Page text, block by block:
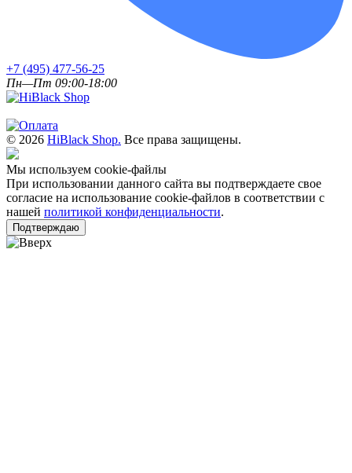
+7 (495) 477-56-25
Пн—Пт 09:00-18:00
© 2026 HiBlack Shop. Все права защищены.
Мы используем cookie-файлы
При использовании данного сайта вы подтверждаете свое
согласие на использование cookie-файлов в соответствии с
нашей политикой конфиденциальности.
Подтверждаю